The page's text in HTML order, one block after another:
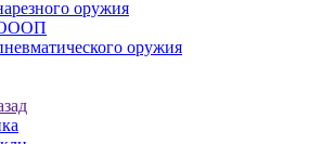
оружия
оружия